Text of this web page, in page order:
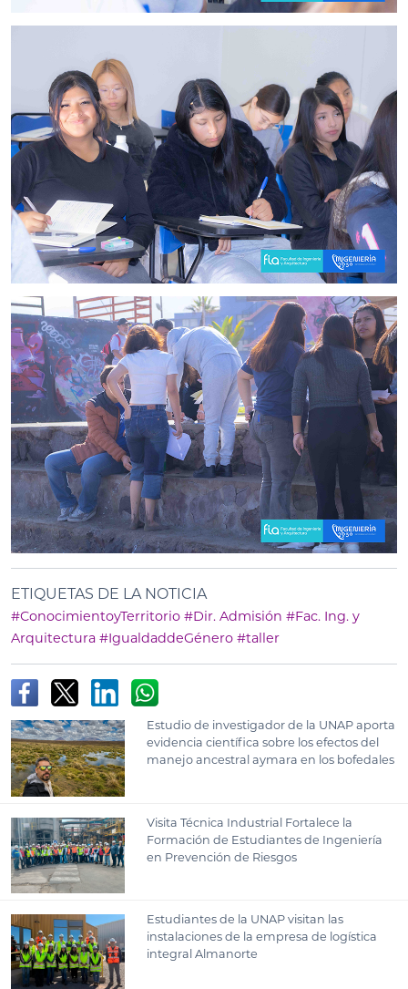
ETIQUETAS DE LA NOTICIA
#ConocimientoyTerritorio #Dir. Admisión #Fac. Ing. y
Arquitectura #IgualdaddeGénero #taller
Estudio de investigador de la UNAP aporta
evidencia científica sobre los efectos del
manejo ancestral aymara en los bofedales
Visita Técnica Industrial Fortalece la
Formación de Estudiantes de Ingeniería
en Prevención de Riesgos
Estudiantes de la UNAP visitan las
instalaciones de la empresa de logística
integral Almanorte